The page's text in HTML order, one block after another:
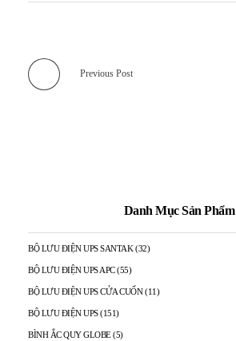
Previous Post
Danh Mục Sản Phẩm
BỘ LƯU ĐIỆN UPS SANTAK (32)
BỘ LƯU ĐIỆN UPS APC (55)
BỘ LƯU ĐIỆN UPS CỬA CUỐN (11)
BỘ LƯU ĐIỆN UPS (151)
BÌNH ẮC QUY GLOBE (5)